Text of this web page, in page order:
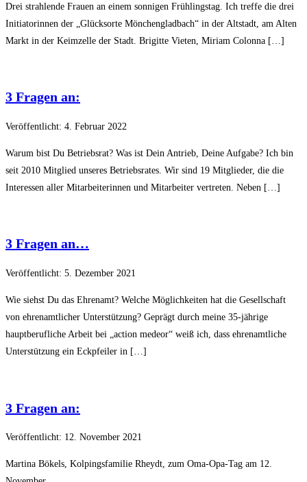
Drei strahlende Frauen an einem sonnigen Frühlingstag. Ich treffe die drei
Initiatorinnen der „Glücksorte Mönchengladbach“ in der Altstadt, am Alten
Markt in der Keimzelle der Stadt. Brigitte Vieten, Miriam Colonna […]
3 Fragen an:
Veröffentlicht: 4. Februar 2022
Warum bist Du Betriebsrat? Was ist Dein Antrieb, Deine Aufgabe? Ich bin
seit 2010 Mitglied unseres Betriebsrates. Wir sind 19 Mitglieder, die die
Interessen aller Mitarbeiterinnen und Mitarbeiter vertreten. Neben […]
3 Fragen an…
Veröffentlicht: 5. Dezember 2021
Wie siehst Du das Ehrenamt? Welche Möglichkeiten hat die Gesellschaft
von ehrenamtlicher Unterstützung? Geprägt durch meine 35-jährige
hauptberufliche Arbeit bei „action medeor“ weiß ich, dass ehrenamtliche
Unterstützung ein Eckpfeiler in […]
3 Fragen an:
Veröffentlicht: 12. November 2021
Martina Bökels, Kolpingsfamilie Rheydt, zum Oma-Opa-Tag am 12.